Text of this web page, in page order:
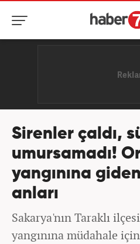
Sirenler çaldı,
umursamadı!
yangınına
anları
Sakarya'nın Taraklı
yangınına müdahale